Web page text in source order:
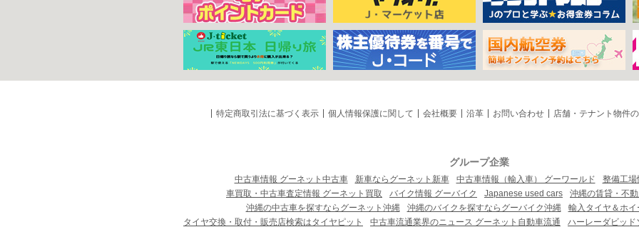
特定商取引法に基づく表示 個人情報保護に関して 会社概要 沿革 お問い合わせ 店舗・テナント物件
グループ企業
中古車情報 グーネット中古車 新車ならグーネット新車 中古車情報（輸入車） グーワールド
整備工場
車買取・中古車査定情報 グーネット買取
バイク情報 グーバイク Japanese used cars
沖縄の賃貸・不
沖縄の中古車を探すならグーネット沖縄
沖縄のバイクを探すならグーバイク沖縄
輸入タイヤ＆ホ
タイヤ交換・取付・販売店検索はタイヤピット
中古車流通業界のニュース グーネット自動車流通 ハーレーダビッ